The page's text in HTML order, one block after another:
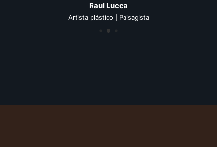
Raul Lucca
Artista plástico | Paisagista